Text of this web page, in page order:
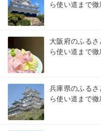
ら使い道まで徹
大阪府のふる
ら使い道まで徹
兵庫県のふる
ら使い道まで徹